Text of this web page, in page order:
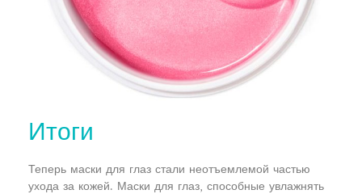
Итоги
Теперь маски для глаз стали неотъемлемой частью
ухода за кожей. Маски для глаз, способные увлажнять